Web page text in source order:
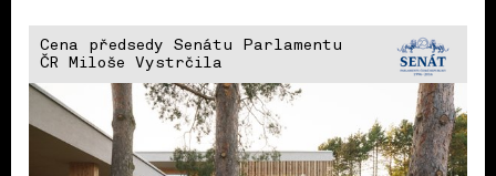
Cena předsedy Senátu Parlamentu
ČR Miloše Vystrčila